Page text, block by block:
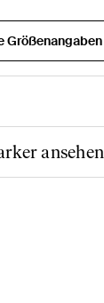
Größenangaben
ansehen